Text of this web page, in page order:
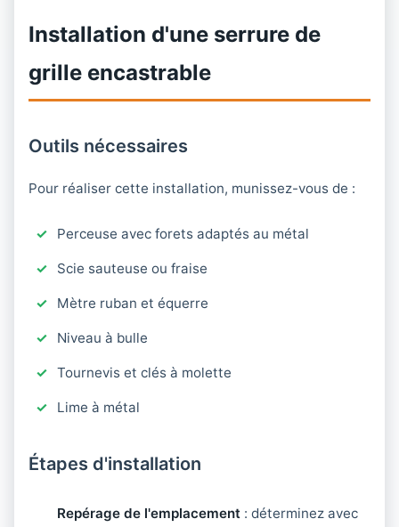
Installation d'une serrure de
grille encastrable
Outils nécessaires
Pour réaliser cette installation, munissez-vous de :
Perceuse avec forets adaptés au métal
Scie sauteuse ou fraise
Mètre ruban et équerre
Niveau à bulle
Tournevis et clés à molette
Lime à métal
Étapes d'installation
Repérage de l'emplacement : déterminez avec